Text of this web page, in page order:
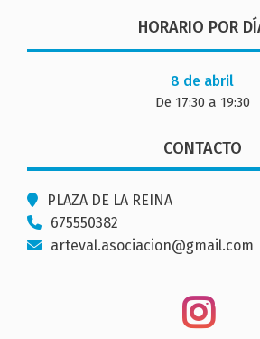
HORARIO POR
8 de abril
De 17:30 a 19:30
CONTACTO
PLAZA DE LA REINA
675550382
arteval.asociacion@gmail.com